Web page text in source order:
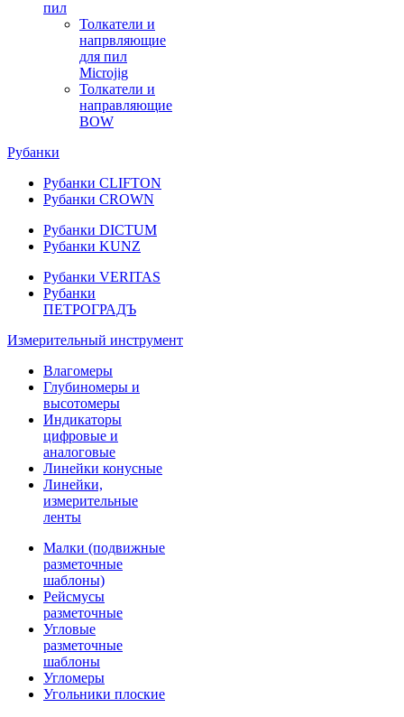
пил
Толкатели и
напрвляющие
для пил
Microjig
Толкатели и
направляющие
BOW
Рубанки
Рубанки CLIFTON
Рубанки CROWN
Рубанки DICTUM
Рубанки KUNZ
Рубанки VERITAS
Рубанки
ПЕТРОГРАДЪ
Измерительный инструмент
Влагомеры
Глубиномеры и
высотомеры
Индикаторы
цифровые и
аналоговые
Линейки конусные
Линейки,
измерительные
ленты
Малки (подвижные
разметочные
шаблоны)
Рейсмусы
разметочные
Угловые
разметочные
шаблоны
Угломеры
Угольники плоские